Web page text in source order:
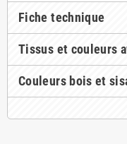
Fiche technique
Tissus et couleurs
Couleurs bois et